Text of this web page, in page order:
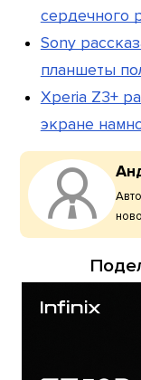
сердечного
Sony
планшеты
Xperia Z3+
экране